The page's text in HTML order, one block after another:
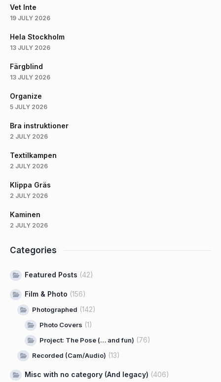
Vet Inte
19 JULY 2026
Hela Stockholm
13 JULY 2026
Färgblind
13 JULY 2026
Organize
5 JULY 2026
Bra instruktioner
2 JULY 2026
Textilkampen
2 JULY 2026
Klippa Gräs
2 JULY 2026
Kaminen
2 JULY 2026
Categories
Featured Posts (42)
Film & Photo (156)
Photographed (142)
Photo Covers (1)
Project: The Pose (… and fun) (76)
Recorded (Cam/Audio) (13)
Misc with no category (And legacy) (406)